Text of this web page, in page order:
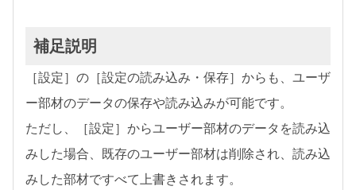
補足説明
［設定］の［設定の読み込み・保存］からも、ユーザ
ー部材のデータの保存や読み込みが可能です。
ただし、［設定］からユーザー部材のデータを読み込
みした場合、既存のユーザー部材は削除され、読み込
みした部材ですべて上書きされます。